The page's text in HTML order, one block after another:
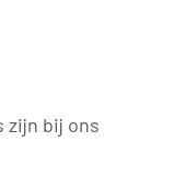
zijn bij ons